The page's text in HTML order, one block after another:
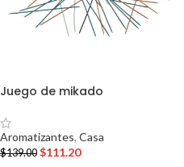
Juego de mikado
Aromatizantes, Casa
$139.00 $111.20